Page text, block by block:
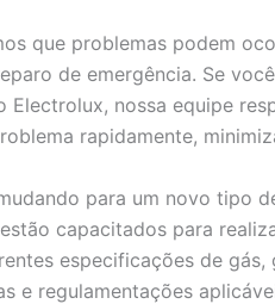
que problemas podem
de emergência. Se
nossa equipe
rapidamente,
para um novo tipo
capacitados para
especificações de
e regulamentações